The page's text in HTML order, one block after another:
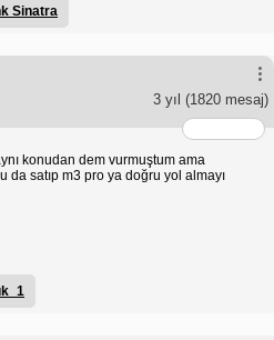
Sinatra
3 yıl (1820 mesaj)
konudan dem vurmuştum ama
da satıp m3 pro ya doğru yol almayı